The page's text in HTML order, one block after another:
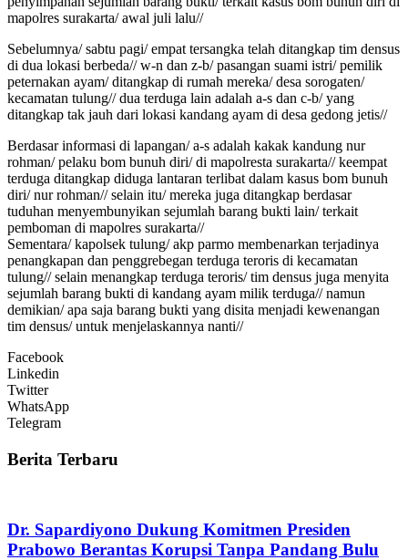
mapolres surakarta/ awal juli lalu//
Sebelumnya/ sabtu pagi/ empat tersangka telah ditangkap tim densus
di dua lokasi berbeda// w-n dan z-b/ pasangan suami istri/ pemilik
peternakan ayam/ ditangkap di rumah mereka/ desa sorogaten/
kecamatan tulung// dua terduga lain adalah a-s dan c-b/ yang
ditangkap tak jauh dari lokasi kandang ayam di desa gedong jetis//
Berdasar informasi di lapangan/ a-s adalah kakak kandung nur
rohman/ pelaku bom bunuh diri/ di mapolresta surakarta// keempat
terduga ditangkap diduga lantaran terlibat dalam kasus bom bunuh
diri/ nur rohman// selain itu/ mereka juga ditangkap berdasar
tuduhan menyembunyikan sejumlah barang bukti lain/ terkait
pemboman di mapolres surakarta//
Sementara/ kapolsek tulung/ akp parmo membenarkan terjadinya
penangkapan dan penggrebegan terduga teroris di kecamatan
tulung// selain menangkap terduga teroris/ tim densus juga menyita
sejumlah barang bukti di kandang ayam milik terduga// namun
demikian/ apa saja barang bukti yang disita menjadi kewenangan
tim densus/ untuk menjelaskannya nanti//
Facebook
Linkedin
Twitter
WhatsApp
Telegram
Berita Terbaru
Dr. Sapardiyono Dukung Komitmen Presiden
Prabowo Berantas Korupsi Tanpa Pandang Bulu